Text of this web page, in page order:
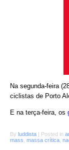
Na segunda-feira
ciclistas de Porto
E na terça-feira, os
By luddista | Posted in
mass massa crítica